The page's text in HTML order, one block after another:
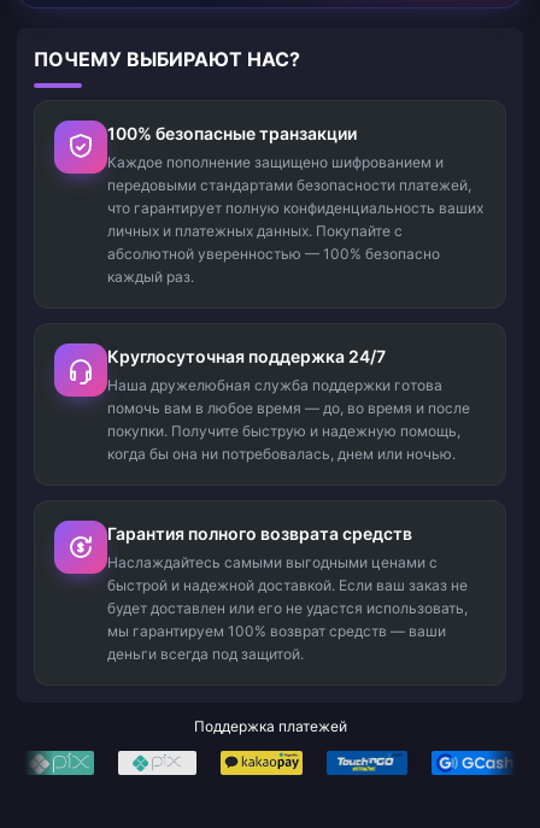
ПОЧЕМУ ВЫБИРАЮТ НАС?
100% безопасные транзакции
Каждое пополнение защищено шифрованием и
передовыми стандартами безопасности платежей,
что гарантирует полную конфиденциальность ваших
личных и платежных данных. Покупайте с
абсолютной уверенностью — 100% безопасно
каждый раз.
Круглосуточная поддержка 24/7
Наша дружелюбная служба поддержки готова
помочь вам в любое время — до, во время и после
покупки. Получите быструю и надежную помощь,
когда бы она ни потребовалась, днем или ночью.
Гарантия полного возврата средств
Наслаждайтесь самыми выгодными ценами с
быстрой и надежной доставкой. Если ваш заказ не
будет доставлен или его не удастся использовать,
мы гарантируем 100% возврат средств — ваши
деньги всегда под защитой.
Поддержка платежей